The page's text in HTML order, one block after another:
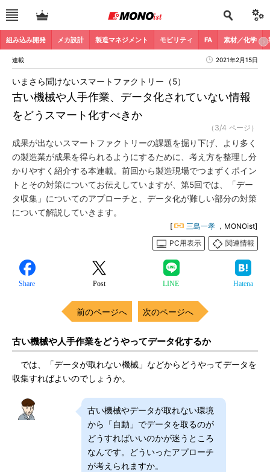
組み込み開発 メカ設計 製造マネジメント モビリティ FA 素材／化学
連載 2021年2月15日
古い機械や人手作業、データ化されていない情報
をどうスマート化すべきか
いまさら聞けないスマートファクトリー（5）
（3/4 ページ）
成果が出ないスマートファクトリーの課題を掘り下げ、より多く
の製造業が成果を得られるようにするために、考え方を整理し分
かりやすく紹介する本連載。前回から製造現場でつまずくポイン
トとその対策についてお伝えしていますが、第5回では、「デー
タ収集」についてのアプローチと、データ化が難しい部分の対策
について解説していきます。
[ 三島一孝 ，MONOist]
PC用表示
関連情報
Share Post LINE Hatena
前のページへ 次のページへ
古い機械や人手作業をどうやってデータ化するか
では、「データが取れない機械」などからどうやってデータを
収集すればよいのでしょうか。
古い機械やデータが取れない環境
から「自動」でデータを取るのが
どうすればいいのかが迷うところ
なんです。どういったアプローチ
が考えられますか。